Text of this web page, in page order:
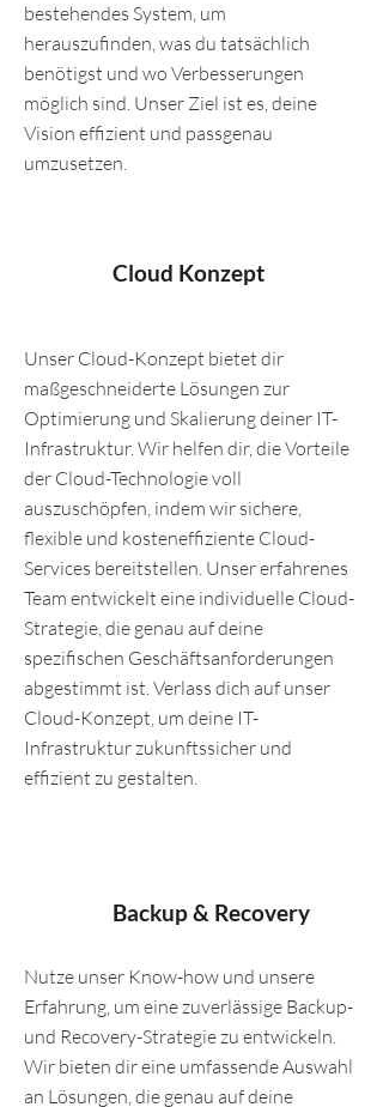
bestehendes System, um
herauszufinden, was du tatsächlich
benötigst und wo Verbesserungen
möglich sind. Unser Ziel ist es, deine
Vision effizient und passgenau
umzusetzen.
Cloud Konzept
Unser Cloud-Konzept bietet dir
maßgeschneiderte Lösungen zur
Optimierung und Skalierung deiner IT-
Infrastruktur. Wir helfen dir, die Vorteile
der Cloud-Technologie voll
auszuschöpfen, indem wir sichere,
flexible und kosteneffiziente Cloud-
Services bereitstellen. Unser erfahrenes
Team entwickelt eine individuelle Cloud-
Strategie, die genau auf deine
spezifischen Geschäftsanforderungen
abgestimmt ist. Verlass dich auf unser
Cloud-Konzept, um deine IT-
Infrastruktur zukunftssicher und
effizient zu gestalten.
Backup & Recovery
Nutze unser Know-how und unsere
Erfahrung, um eine zuverlässige Backup-
und Recovery-Strategie zu entwickeln.
Wir bieten dir eine umfassende Auswahl
an Lösungen, die genau auf deine